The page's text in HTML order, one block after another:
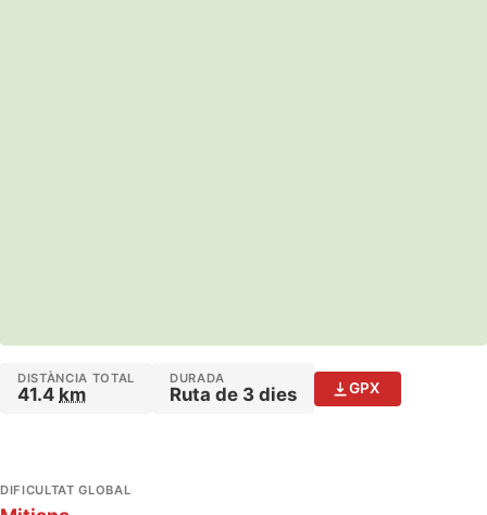
DISTÀNCIA TOTAL
41.4 km
DURADA
Ruta de 3 dies GPX
DIFICULTAT GLOBAL